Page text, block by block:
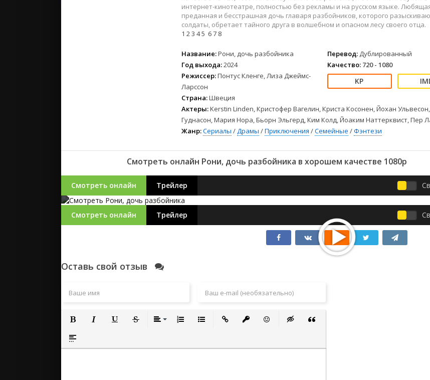
2022
2021
Русские
СССР
Зарубежные
Детские
Драмы
Спорт
Триллеры
Фантастика
Фэнтези
2022
2021
Русские
СССР
Зарубежные
интернет-кинотеатре, полностью без рекламы и на русском языке.
преданная и бесстрашная дочь главаря разбойников, которого
солдаты, обретает тайного друга в волшебном и опасном лесу своего отца.
1 23 45 67 8
Название:Рони, дочь разбойника
Год выхода:2024
Режиссер:Понтус Кленге, Лиза Джеймс-
Ларссон
Страна:Швеция
Перевод: Дублированный
Качество: 720 - 1080
Актеры:Kerstin Linden, Кристофер Вагелин, Криста Косонен, Йохан
Гуднасон, Мария Нора, Бьорн Эльгерд, Ким Колд, Йоаким Наттерквист, Пер
Жанр:Сериалы /Драмы /Приключения /Семейные /Фэнтези
Смотреть онлайн Рони, дочь разбойника в хорошем качестве 1080p
Смотреть онлайн Трейлер
Смотреть онлайн Трейлер
Оставь свой отзыв
Полужирный
Вставка спойлера